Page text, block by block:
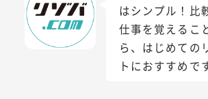
はシンプル！比
仕事を覚えるこ
ら、はじめての
トにおすすめで